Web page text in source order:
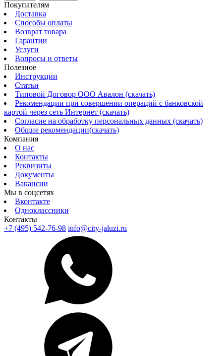
Покупателям
Доставка
Способы оплаты
Возврат товара
Гарантии
Услуги
Вопросы и ответы
Полезное
Инструкции
Статьи
Типовой Договор ООО Авалон (скачать)
Рекомендации при совершении операций с банковской
картой через сеть Интернет (скачать)
Согласие на обработку персональных данных (скачать)
Общие рекомендации(скачать)
Компания
О нас
Контакты
Реквизиты
Документы
Вакансии
Мы в соцсетях
Вконтакте
Одноклассники
Контакты
+7 (495) 542-76-98 info@city-jaluzi.ru